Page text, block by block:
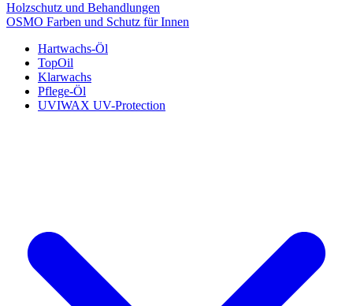
Holzschutz und Behandlungen
OSMO Farben und Schutz für Innen
Hartwachs-Öl
TopOil
Klarwachs
Pflege-Öl
UVIWAX UV-Protection